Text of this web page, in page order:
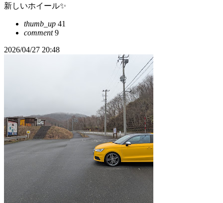
新しいホイール✨
thumb_up 41
comment9
2026/04/27 20:48